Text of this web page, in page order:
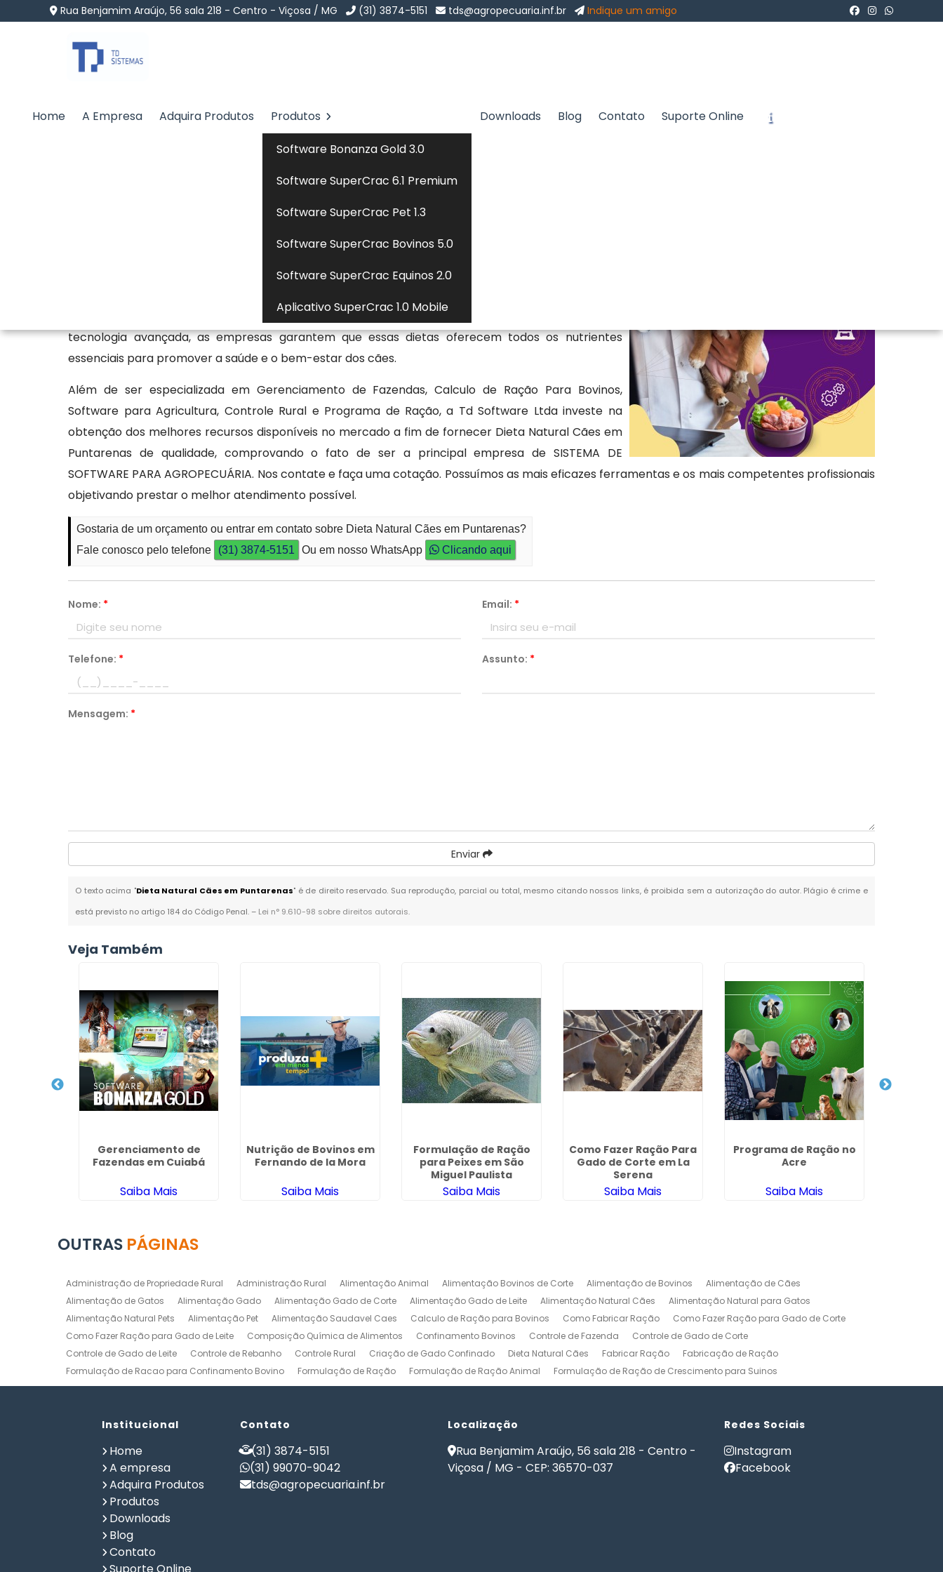
Rua Benjamim Araújo, 56 sala 218 - Centro - Viçosa / MG (31) 3874-5151 tds@agropecuaria.inf.br Indique um amigo
Home A Empresa Adquira Produtos Produtos
Software Bonanza Gold 3.0
Software SuperCrac 6.1 Premium
Software SuperCrac Pet 1.3
Software SuperCrac Bovinos 5.0
Software SuperCrac Equinos 2.0
Aplicativo SuperCrac 1.0 Mobile
Downloads Blog Contato Suporte Online
Dieta Natural Cães em Puntarenas
processados, em contraste com rações industrializadas. Essa dieta inclui ingredientes naturais,
como carnes magras, vegetais, frutas e grãos integrais, proporcionando uma nutrição equilibrada e
específicas de cada cão, considerando fatores como idade, tamanho e saúde geral. Com o uso de
tecnologia avançada, as empresas garantem que essas dietas oferecem todos os nutrientes
essenciais para promover a saúde e o bem-estar dos cães.
Além de ser especializada em Gerenciamento de Fazendas, Calculo de Ração Para Bovinos,
Software para Agricultura, Controle Rural e Programa de Ração, a Td Software Ltda investe na
obtenção dos melhores recursos disponíveis no mercado a fim de fornecer Dieta Natural Cães em
Puntarenas de qualidade, comprovando o fato de ser a principal empresa de SISTEMA DE
SOFTWARE PARA AGROPECUÁRIA. Nos contate e faça uma cotação. Possuímos as mais eficazes ferramentas e os mais competentes profissionais
objetivando prestar o melhor atendimento possível.
Gostaria de um orçamento ou entrar em contato sobre Dieta Natural Cães em Puntarenas?
Fale conosco pelo telefone
(31) 3874-5151 Ou em nosso WhatsApp Clicando aqui
Nome: * Email: *
Telefone: * Assunto: *
Mensagem: *
Enviar
O texto acima "Dieta Natural Cães em Puntarenas" é de direito reservado. Sua reprodução, parcial ou total, mesmo citando nossos links, é proibida sem a autorização do autor. Plágio é crime e
está previsto no artigo 184 do Código Penal. – Lei n° 9.610-98 sobre direitos autorais.
Veja Também
Gerenciamento de
Fazendas em Cuiabá
Saiba Mais
Nutrição de Bovinos em
Fernando de la Mora
Saiba Mais
Formulação de Ração
para Peixes em São
Miguel Paulista
Saiba Mais
Como Fazer Ração Para
Gado de Corte em La
Serena
Saiba Mais
Programa de Ração no
Acre
Saiba Mais
OUTRAS PÁGINAS
Administração de Propriedade Rural Administração Rural Alimentação Animal Alimentação Bovinos de Corte Alimentação de Bovinos
Alimentação de Cães
Alimentação de Gatos
Alimentação Gado Alimentação Gado de Corte Alimentação Gado de Leite Alimentação Natural Cães
Alimentação Natural para Gatos
Alimentação Natural Pets
Alimentação Pet Alimentação Saudavel Caes Calculo de Ração para Bovinos Como Fabricar Ração
Como Fazer Ração para Gado de Corte
Como Fazer Ração para Gado de Leite
Composição Química de Alimentos Confinamento Bovinos Controle de Fazenda
Controle de Gado de Corte
Controle de Gado de Leite
Controle de Rebanho Controle Rural Criação de Gado Confinado Dieta Natural Cães Fabricar Ração
Fabricação de Ração
Formulação de Racao para Confinamento Bovino
Formulação de Ração Formulação de Ração Animal
Formulação de Ração de Crescimento para Suinos
Formulação de Ração de Postura para Galinhas
Formulação de Ração para Aves de Postura Formulação de Ração para Bezerros
Formulação de Ração para Bovinos
Formulação de Ração para Frango de Corte
Formulação de Ração para Gado Leiteiro Formulação de Ração para Peixes
Formulação de Ração para Suínos
Gerenciamento de Fazendas
Gerenciamento Rural Gestão Rural Nutrição de Bovinos Nutrição de Cães e Gatos
Nutrição PET
Planilha Formulação de Ração Vacas Leiteiras
Programa de Formulação de Ração para Bovinos
Software Administração Rural
Software de Gestão de Propriedade Rural
Software de Ração
Software para Agricultura
Institucional
Home
A empresa
Adquira Produtos
Produtos
Downloads
Blog
Contato
Contato
(31) 3874-5151
(31) 99070-9042
tds@agropecuaria.inf.br
Localização
Rua Benjamim Araújo, 56 sala 218 - Centro -
Viçosa / MG - CEP: 36570-037
Redes Sociais
Instagram
Facebook